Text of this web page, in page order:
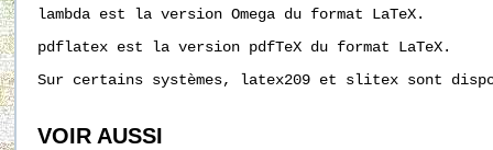
lambda est la version Omega du format LaTeX.
pdflatex est la version pdfTeX du format LaTeX.
Sur certains systèmes, latex209 et slitex sont
VOIR AUSSI